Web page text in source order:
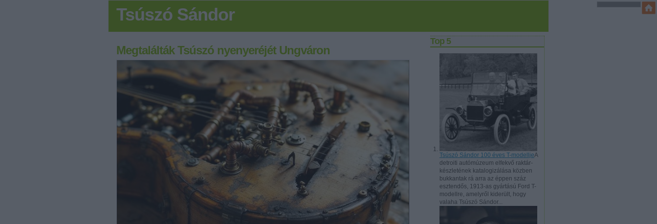
Tsúszó Sándor
Top 5
Tsúszó Sándor 100 éves T-modelljeA
detroiti autómúzeum elfekvő raktár-
készletének katalogizálása közben
bukkantak rá arra az éppen száz
esztendős, 1913-as gyártású Ford T-
modellre, amelyről kiderült, hogy
valaha Tsúszó Sándor...
Megtalálták Tsúszó nyenyeréjét Ungváron